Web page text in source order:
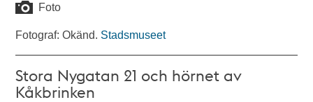
Foto
Fotograf: Okänd. Stadsmuseet
Stora Nygatan 21 och hörnet av
Kåkbrinken